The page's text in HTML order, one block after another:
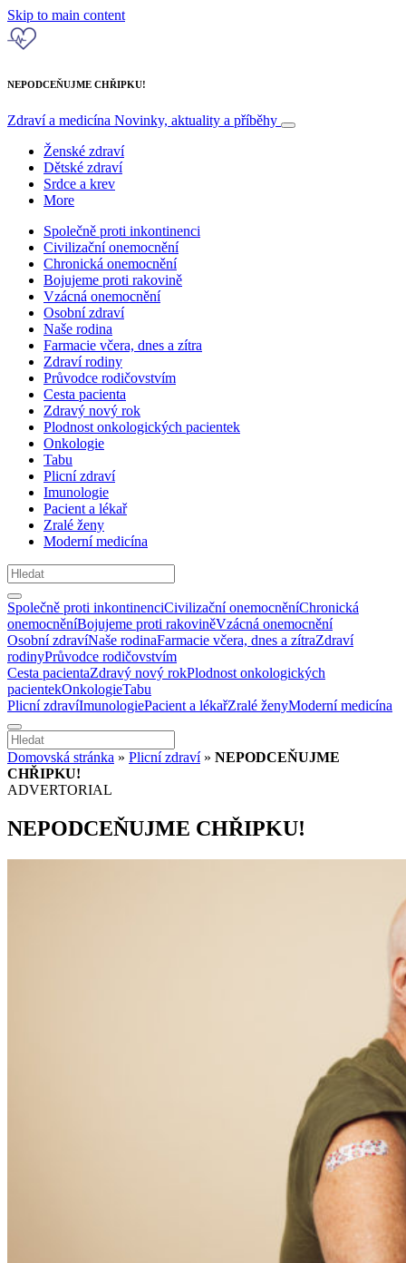
Skip to main content
NEPODCEŇUJME CHŘIPKU!
Zdraví a medicína Novinky, aktuality a příběhy
Ženské zdraví
Dětské zdraví
Srdce a krev
More
Společně proti inkontinenci
Civilizační onemocnění
Chronická onemocnění
Bojujeme proti rakovině
Vzácná onemocnění
Osobní zdraví
Naše rodina
Farmacie včera, dnes a zítra
Zdraví rodiny
Průvodce rodičovstvím
Cesta pacienta
Zdravý nový rok
Plodnost onkologických pacientek
Onkologie
Tabu
Plicní zdraví
Imunologie
Pacient a lékař
Zralé ženy
Moderní medicína
Společně proti inkontinenciCivilizační onemocněníChronická
onemocněníBojujeme proti rakoviněVzácná onemocnění
Osobní zdravíNaše rodinaFarmacie včera, dnes a zítraZdraví
rodinyPrůvodce rodičovstvím
Cesta pacientaZdravý nový rokPlodnost onkologických
pacientekOnkologieTabu
Plicní zdravíImunologiePacient a lékařZralé ženyModerní medicína
Domovská stránka » Plicní zdraví» NEPODCEŇUJME
CHŘIPKU!
ADVERTORIAL
NEPODCEŇUJME CHŘIPKU!